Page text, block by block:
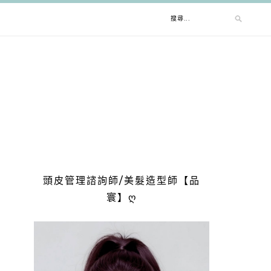
頭皮管理諮詢師/美髮造型師【品
寰】ღ